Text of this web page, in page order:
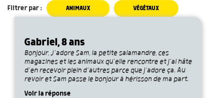
Filtrer par : ANIMAUX VÉGÉTAUX
Gabriel, 8 ans
Bonjour, J’adore Sam, la petite salamandre, ces
magazines et les animaux qu’elle rencontre et j’ai hâte
d’en recevoir plein d’autres parce que j’adore ça. Au
revoir et Sam passe le bonjour à hérisson de ma part.
Voir la réponse